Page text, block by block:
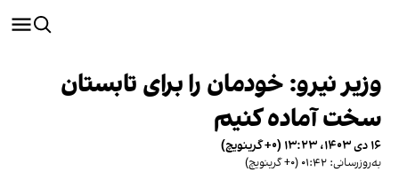
وزیر نیرو: خودمان را برای تابستان
سخت آماده کنیم
۱۶ دی ۱۴۰۳، ۱۳:۲۳ (‎+۰ گرینویچ)
به‌روزرسانی: ۰۱:۴۲ (‎+۰ گرینویچ)